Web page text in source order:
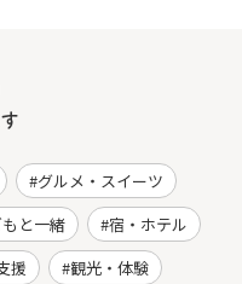
グルメ・スイーツ
と一緒
宿・ホテル
援
観光・体験